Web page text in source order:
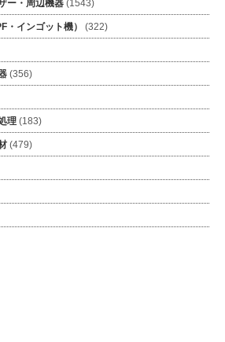
ー・周辺機器 (1543)
・インゴット機） (322)
(356)
理 (183)
(479)